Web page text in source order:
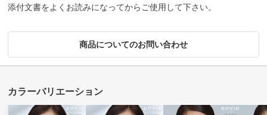
添付文書をよくお読みになってからご使用して下さい。
商品についてのお問い合わせ